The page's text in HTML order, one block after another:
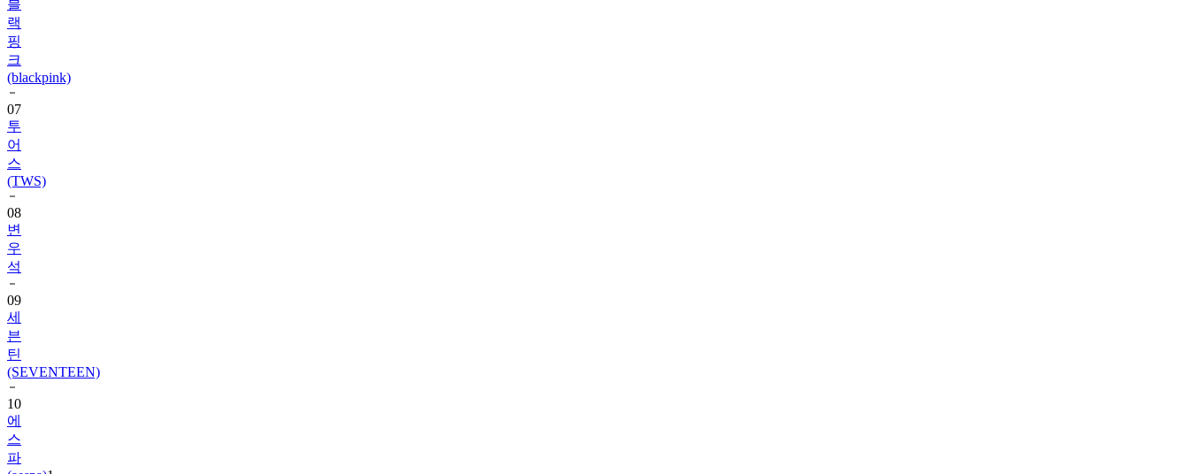
핑
크
(blackpink)
07
투
어
스
(TWS)
08
변
우
석
09
세
븐
틴
(SEVENTEEN)
10
에
스
파
(aespa)